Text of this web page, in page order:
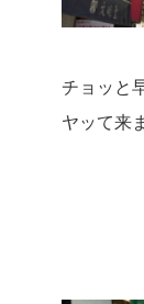
チョッと
ヤッて来